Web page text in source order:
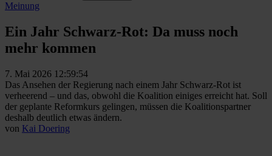
Meinung
Ein Jahr Schwarz-Rot: Da muss noch
mehr kommen
7. Mai 2026 12:59:54
Das Ansehen der Regierung nach einem Jahr Schwarz-Rot ist
verheerend – und das, obwohl die Koalition einiges erreicht hat. Soll
der geplante Reformkurs gelingen, müssen die Koalitionspartner
deshalb deutlich etwas ändern.
von Kai Doering